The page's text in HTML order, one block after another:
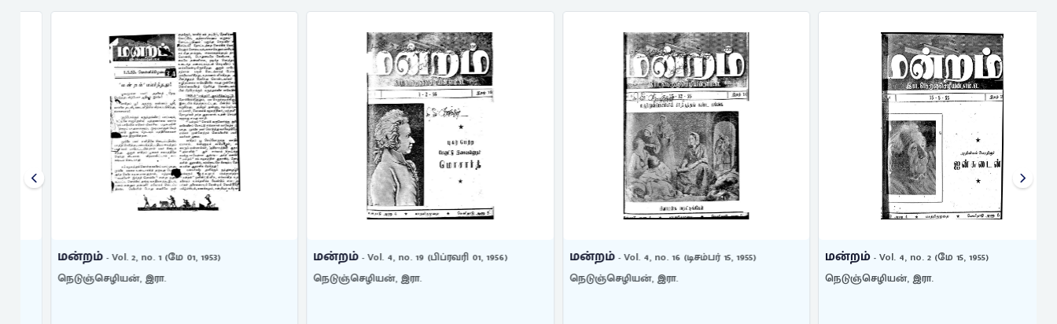
மன்றம்- Vol. 2, no. 1 (மே 01, 1953)
நெடுஞ்செழியன், இரா.
மன்றம்- Vol. 4, no. 19 (பிப்ரவரி 01, 1956)
நெடுஞ்செழியன், இரா.
மன்றம்- Vol. 4, no. 16 (டிசம்பர் 15, 1955)
நெடுஞ்செழியன், இரா.
மன்றம்- Vol. 4, no. 2 (மே 15, 1955)
நெடுஞ்செழியன், இரா.